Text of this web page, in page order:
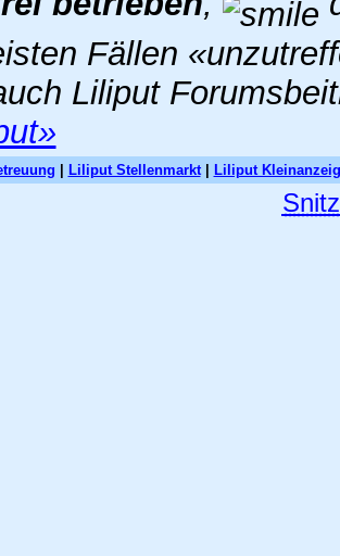
Fällen
Liliput
Liliput Stellenmarkt| Liliput